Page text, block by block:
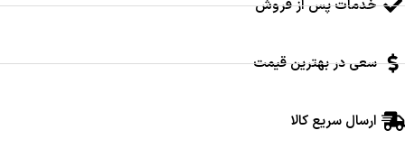
خدمات پس از فروش
سعی در بهترین قیمت
ارسال سریع کالا